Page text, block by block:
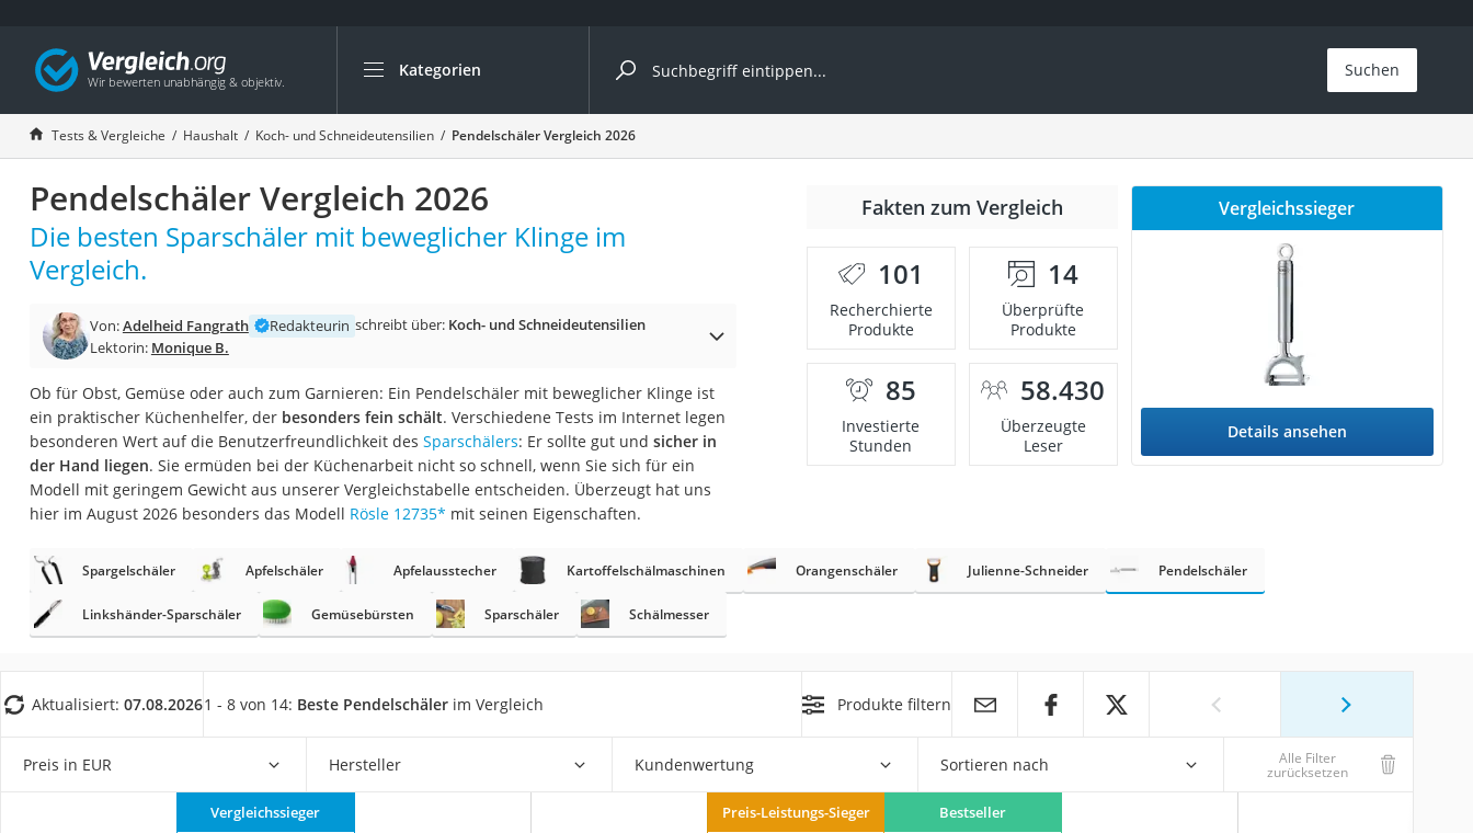
Kategorien
Die beliebtesten Vergleiche nach Kategorie
Haushalt
Wassersprudler
Zentralstaubsauger
Brotbackautomat
Wischroboter
Industriestaubsauger
Akku-Staubsauger
Eierkocher
AEG-Waschmaschine
Saug-Wisch-Roboter
Milchaufschäumer
Kondenstrockner
Tierhaarstaubsauger
Ecovacs-Saugroboter
Nespresso-Maschine
Suchen
Tests & Vergleiche Haushalt Koch- und Schneideutensilien Pendelschäler Vergleich 2026
Pendelschäler Vergleich 2026
Die besten Sparschäler mit beweglicher Klinge im
Vergleich.
Von:Adelheid Fangrath Redakteurin schreibt über: Koch- und Schneideutensilien
Lektorin: Monique B.
Ob für Obst, Gemüse oder auch zum Garnieren: Ein Pendelschäler mit beweglicher Klinge ist
ein praktischer Küchenhelfer, der besonders fein schält. Verschiedene Tests im Internet legen
besonderen Wert auf die Benutzerfreundlichkeit des Sparschälers: Er sollte gut und sicher in
der Hand liegen. Sie ermüden bei der Küchenarbeit nicht so schnell, wenn Sie sich für ein
Modell mit geringem Gewicht aus unserer Vergleichstabelle entscheiden. Überzeugt hat uns
hier im August 2026 besonders das Modell Rösle 12735* mit seinen Eigenschaften.
Fakten zum Vergleich
101
Recherchierte
Produkte
14
Überprüfte
Produkte
85
Investierte
Stunden
58.430
Überzeugte
Leser
Vergleichssieger
Details ansehen
Spargelschäler Apfelschäler Apfelausstecher Kartoffelschälmaschinen Orangenschäler Julienne-Schneider Pendelschäler
Linkshänder-Sparschäler Gemüsebürsten Sparschäler Schälmesser
Aktualisiert: 07.08.20261 - 8 von 14: Beste Pendelschäler im Vergleich Produkte filtern
Preis in EUR Hersteller Kundenwertung Sortieren nach Alle Filter
zurücksetzen
Vergleichssieger Preis-Leistungs-Sieger Bestseller